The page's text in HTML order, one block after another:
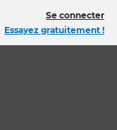
Se connecter
Essayez gratuitement !